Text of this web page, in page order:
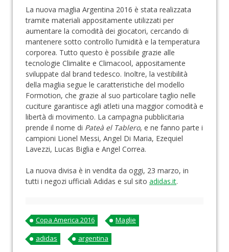
La nuova maglia Argentina 2016 è stata realizzata
tramite materiali appositamente utilizzati per
aumentare la comodità dei giocatori, cercando di
mantenere sotto controllo l’umidità e la temperatura
corporea. Tutto questo è possibile grazie alle
tecnologie Climalite e Climacool, appositamente
sviluppate dal brand tedesco. Inoltre, la vestibilità
della maglia segue le caratteristiche del modello
Formotion, che grazie al suo particolare taglio nelle
cuciture garantisce agli atleti una maggior comodità e
libertà di movimento. La campagna pubblicitaria
prende il nome di Pateà el Tablero, e ne fanno parte i
campioni Lionel Messi, Angel Di Maria, Ezequiel
Lavezzi, Lucas Biglia e Angel Correa.
La nuova divisa è in vendita da oggi, 23 marzo, in
tutti i negozi ufficiali Adidas e sul sito adidas.it.
Copa America 2016
Maglie
adidas
argentina